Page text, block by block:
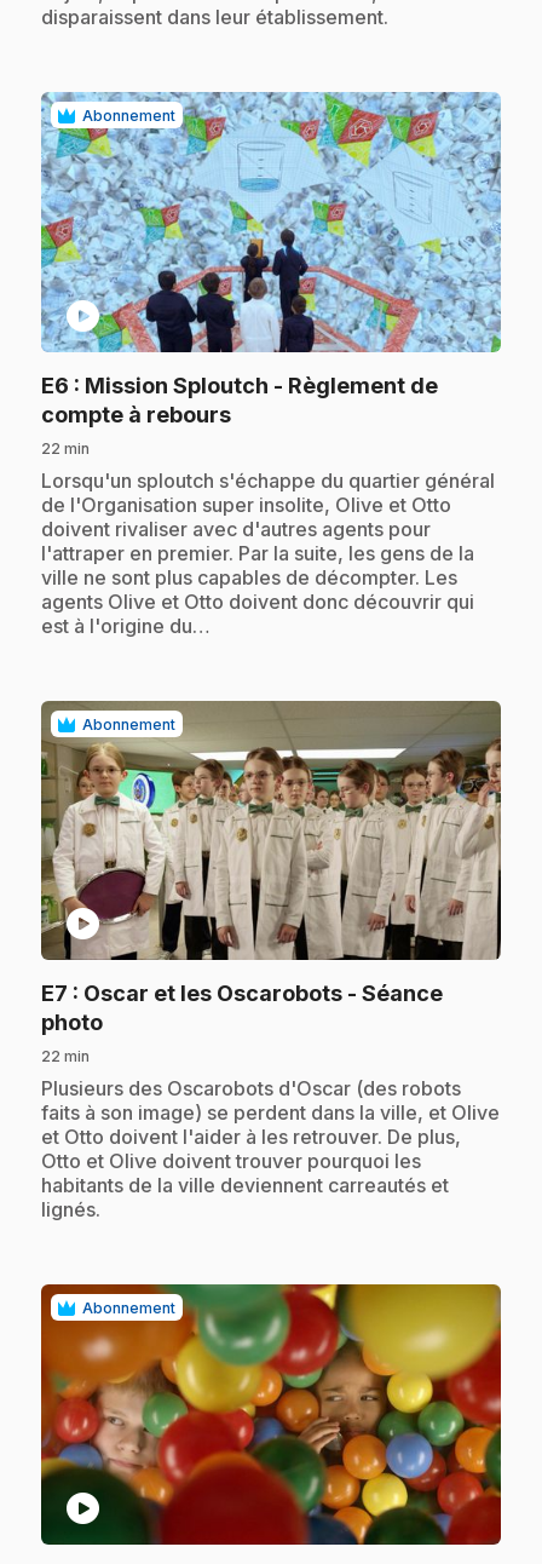
disparaissent dans leur établissement.
Abonnement
play_circle
E6 : Mission Sploutch - Règlement de
compte à rebours.
22 min
.Lorsqu'un sploutch s'échappe du quartier général
de l'Organisation super insolite, Olive et Otto
doivent rivaliser avec d'autres agents pour
l'attraper en premier. Par la suite, les gens de la
ville ne sont plus capables de décompter. Les
agents Olive et Otto doivent donc découvrir qui
est à l'origine du…
Abonnement
play_circle
E7 : Oscar et les Oscarobots - Séance
photo.
22 min
.Plusieurs des Oscarobots d'Oscar (des robots
faits à son image) se perdent dans la ville, et Olive
et Otto doivent l'aider à les retrouver. De plus,
Otto et Olive doivent trouver pourquoi les
habitants de la ville deviennent carreautés et
lignés.
Abonnement
play_circle